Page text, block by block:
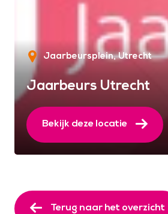
Jaarbeursplein Utrecht
Jaarbeurs Utrecht
Bekijk deze locatie
Terug naar het overzicht